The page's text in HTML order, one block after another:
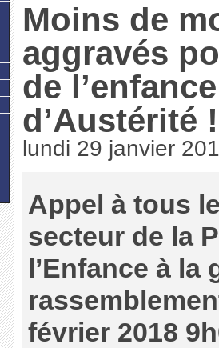
Moins de
aggravés
de
d’Austérité !
lundi 29 janvier
Appel à tous
secteur de la
l’Enfance à la
février 2018